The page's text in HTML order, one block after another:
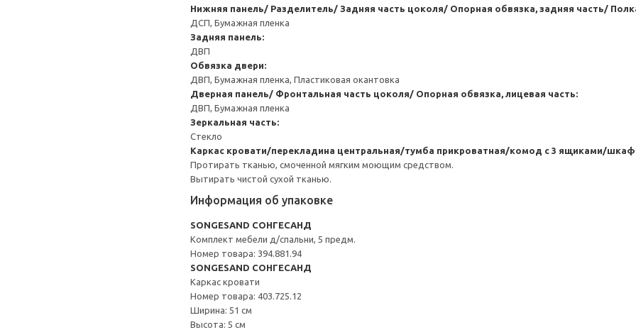
Нижняя панель/ Разделитель/ Задняя часть цоколя/ Опорная обвязка, задняя часть/
ДСП, Бумажная пленка
Задняя панель:
ДВП
Обвязка двери:
ДВП, Бумажная пленка, Пластиковая окантовка
Дверная панель/ Фронтальная часть цоколя/ Опорная обвязка, лицевая часть:
ДВП, Бумажная пленка
Зеркальная часть:
Стекло
Каркас кровати/перекладина центральная/тумба прикроватная/комод с 3 ящиками/шкаф
Протирать тканью, смоченной мягким моющим средством.
Вытирать чистой сухой тканью.
Информация об упаковке
SONGESAND СОНГЕСАНД
Комплект мебели д/спальни, 5 предм.
Номер товара: 394.881.94
SONGESAND СОНГЕСАНД
Каркас кровати
Номер товара: 403.725.12
Ширина: 51 см
Высота: 5 см